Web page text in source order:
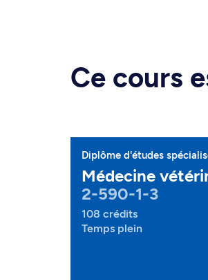
Ce cours
Diplôme d'études
Médecine
2-590-1-3
108 crédits
Temps plein